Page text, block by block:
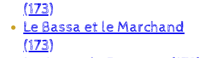
(173)
Le Bassa et le Marchand
(173)